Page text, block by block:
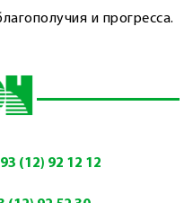
и прогресса.
(12) 92 12 12